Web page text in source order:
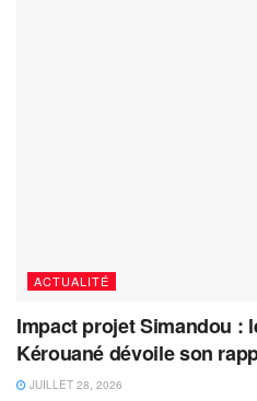
ACTUALITÉ
Impact projet Simandou :
Kérouané dévoile son
JUILLET 28, 2026